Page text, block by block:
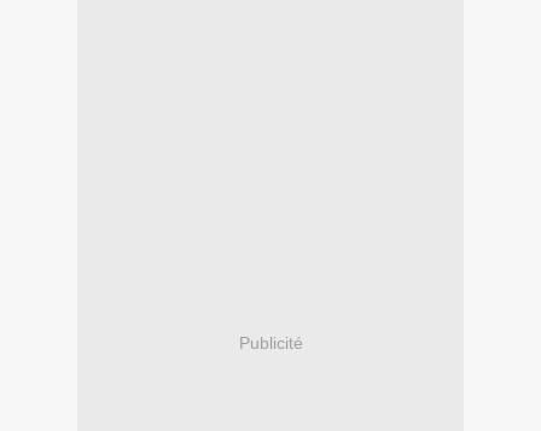
Publicité